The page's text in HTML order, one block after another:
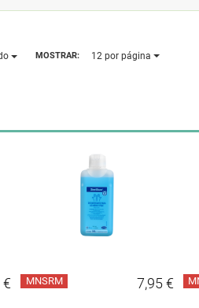
MOSTRAR: 12 por página
€ MNSRM 7,95 €